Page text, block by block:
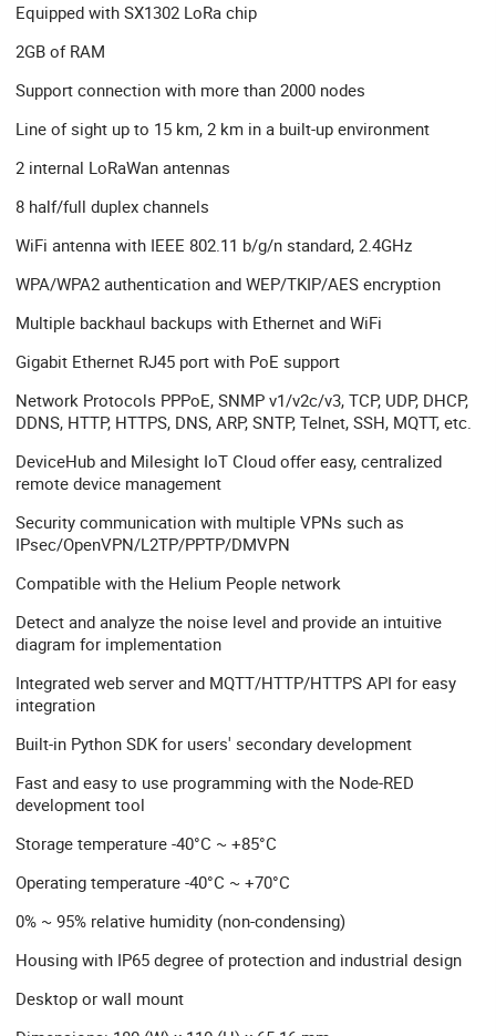
Equipped with SX1302 LoRa chip
2GB of RAM
Support connection with more than 2000 nodes
Line of sight up to 15 km, 2 km in a built-up environment
2 internal LoRaWan antennas
8 half/full duplex channels
WiFi antenna with IEEE 802.11 b/g/n standard, 2.4GHz
WPA/WPA2 authentication and WEP/TKIP/AES encryption
Multiple backhaul backups with Ethernet and WiFi
Gigabit Ethernet RJ45 port with PoE support
Network Protocols PPPoE, SNMP v1/v2c/v3, TCP, UDP, DHCP,
DDNS, HTTP, HTTPS, DNS, ARP, SNTP, Telnet, SSH, MQTT, etc.
DeviceHub and Milesight IoT Cloud offer easy, centralized
remote device management
Security communication with multiple VPNs such as
IPsec/OpenVPN/L2TP/PPTP/DMVPN
Compatible with the Helium People network
Detect and analyze the noise level and provide an intuitive
diagram for implementation
Integrated web server and MQTT/HTTP/HTTPS API for easy
integration
Built-in Python SDK for users' secondary development
Fast and easy to use programming with the Node-RED
development tool
Storage temperature -40°C ~ +85°C
Operating temperature -40°C ~ +70°C
0% ~ 95% relative humidity (non-condensing)
Housing with IP65 degree of protection and industrial design
Desktop or wall mount